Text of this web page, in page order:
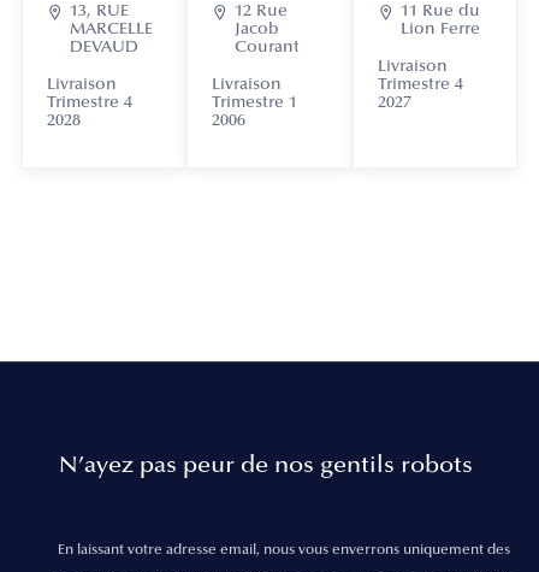
 13, RUE
MARCELLE
DEVAUD
Livraison
Trimestre 4
2028
 12 Rue
Jacob
Courant
Livraison
Trimestre 1
2006
 11 Rue du
Lion Ferre
Livraison
Trimestre 4
2027
N’ayez pas peur de nos gentils robots
En laissant votre adresse email, nous vous enverrons uniquement des